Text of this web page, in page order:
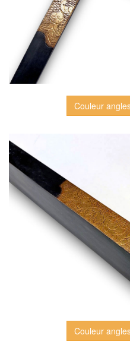
Couleur
Couleur